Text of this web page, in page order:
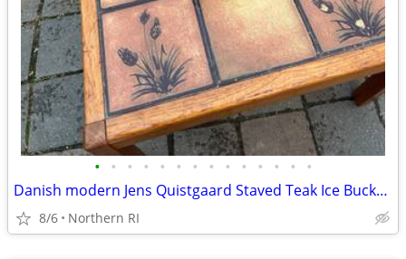
• • • • • • • • • • • • • •
Danish modern Jens Quistgaard Staved Teak Ice Bucket Dansk A457
8/6 Northern RI